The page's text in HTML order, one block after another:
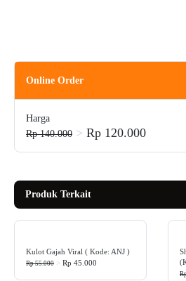
Online Order
Harga
Rp 140.000 > Rp 120.000
Produk Terkait
Kulot Gajah Viral ( Kode: ANJ )
Rp 55.000 > Rp 45.000